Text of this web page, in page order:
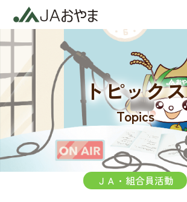
トピックス
Topics
ＪＡ・組合員活動